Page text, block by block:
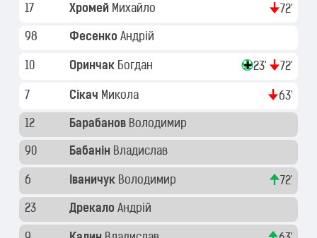
17 Хромей Михайло 72'
98 Фесенко Андрій
10 Оринчак Богдан 23' 72'
7 Сікач Микола 63'
12 Барабанов Володимир
90 Бабанін Владислав
6 Іваничук Володимир 72'
23 Дрекало Андрій